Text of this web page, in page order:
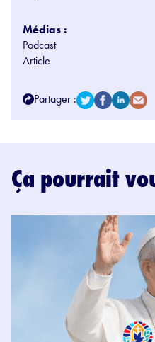
Médias :
Podcast
Article
Partager :
Ça pourrait